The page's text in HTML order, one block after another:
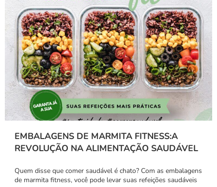
EMBALAGENS DE MARMITA FITNESS:A
REVOLUÇÃO NA ALIMENTAÇÃO SAUDÁVEL
Quem disse que comer saudável é chato? Com as embalagens
de marmita fitness, você pode levar suas refeições saudáveis